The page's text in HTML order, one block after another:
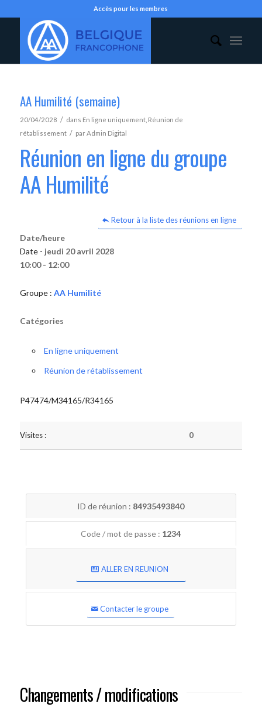
Accès pour les membres
AA Humilité (semaine)
20/04/2028 / dans En ligne uniquement, Réunion de
rétablissement / parAdmin Digital
Réunion en ligne du groupe
AA Humilité
Retour à la liste des réunions en ligne
Date/heure
Date - jeudi 20 avril 2028
10:00 - 12:00
Groupe : AA Humilité
Catégories
En ligne uniquement
Réunion de rétablissement
P47474/M34165/R34165
Visites : 0
ID de réunion : 84935493840
Code / mot de passe : 1234
ALLER EN REUNION
Contacter le groupe
Changements / modifications